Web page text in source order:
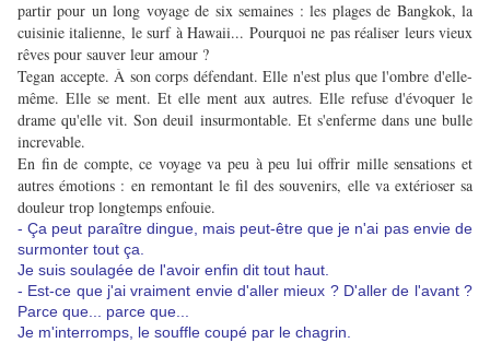
partir pour un long voyage de six semaines : les plages de Bangkok, la
cuisinie italienne, le surf à Hawaii... Pourquoi ne pas réaliser leurs vieux
rêves pour sauver leur amour ?
Tegan accepte. À son corps défendant. Elle n'est plus que l'ombre d'elle-
même. Elle se ment. Et elle ment aux autres. Elle refuse d'évoquer le
drame qu'elle vit. Son deuil insurmontable. Et s'enferme dans une bulle
increvable.
En fin de compte, ce voyage va peu à peu lui offrir mille sensations et
autres émotions : en remontant le fil des souvenirs, elle va extérioser sa
douleur trop longtemps enfouie.
- Ça peut paraître dingue, mais peut-être que je n'ai pas envie de
surmonter tout ça.
Je suis soulagée de l'avoir enfin dit tout haut.
- Est-ce que j'ai vraiment envie d'aller mieux ? D'aller de l'avant ?
Parce que... parce que...
Je m'interromps, le souffle coupé par le chagrin.